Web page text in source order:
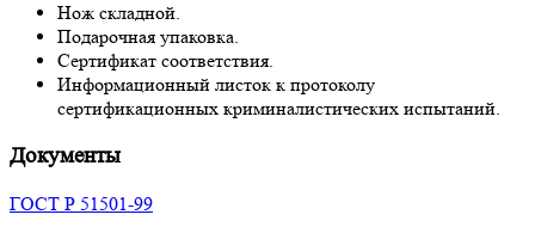
Нож складной.
Подарочная упаковка.
Сертификат соответствия.
Информационный листок к протоколу
сертификационных криминалистических испытаний.
Документы
ГОСТ Р 51501-99